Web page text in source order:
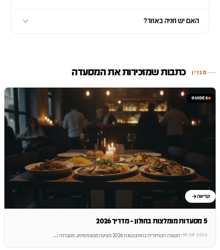
האם יש חניה באזור?
מגזין כתבות שמזכירות את המסעדה
GUIDES
קריאה
5 מסעדות מומלצות בחולון - מדריך 2026
05.08.2026
· הסצנה הקולינרית בחולון בשנת 2026 מציעה מגוון מפתיע, מטברנה י …